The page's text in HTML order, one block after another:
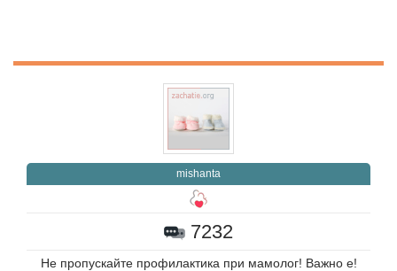
mishanta
7232
Не пропускайте профилактика при мамолог! Важно е!